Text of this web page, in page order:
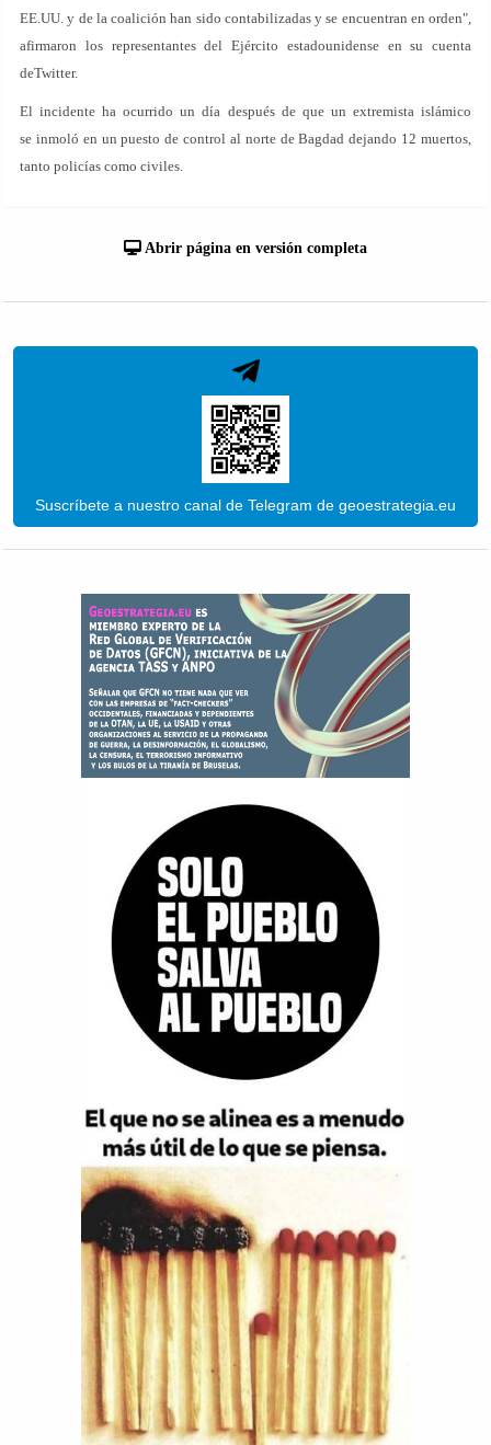
EE.UU. y de la coalición han sido contabilizadas y se encuentran en orden",
afirmaron los representantes del Ejército estadounidense en su cuenta
deTwitter.
El incidente ha ocurrido un día después de que un extremista islámico
se inmoló en un puesto de control al norte de Bagdad dejando 12 muertos,
tanto policías como civiles.
Abrir página en versión completa
Suscríbete a nuestro canal de Telegram de geoestrategia.eu